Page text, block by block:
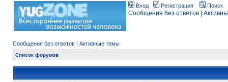
Вход Регистрация Поиск
Сообщения без ответов
Сообщения без ответов | Активные темы
Список форумов